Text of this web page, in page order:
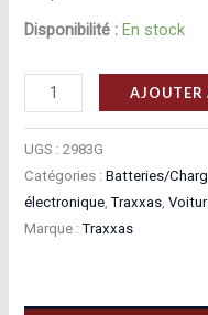
Disponibilité : En stock
quantité
de
Traxxas
PACK
CHARGEUR
2969G
AJOUTER
UGS :2983G
Catégories :Batteries/
électronique,Traxxas,
Marque :Traxxas